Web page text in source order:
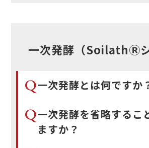
一次発酵（SoilathⓇシ
Q一次発酵とは何ですか
Q一次発酵を省略するこ
ますか？